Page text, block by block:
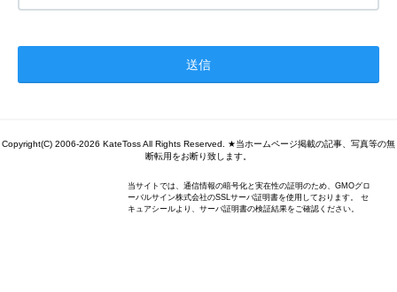
Copyright(C) 2006-2026 KateToss All Rights Reserved. ★当ホームページ掲載の記事、写真等の無
断転用をお断り致します。
当サイトでは、通信情報の暗号化と実在性の証明のため、GMOグロ
ーバルサイン株式会社のSSLサーバ証明書を使用しております。 セ
キュアシールより、サーバ証明書の検証結果をご確認ください。